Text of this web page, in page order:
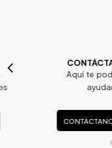
CONTÁCTANOS
Aquí te podemos
CONTÁCTANOS AQUÍ